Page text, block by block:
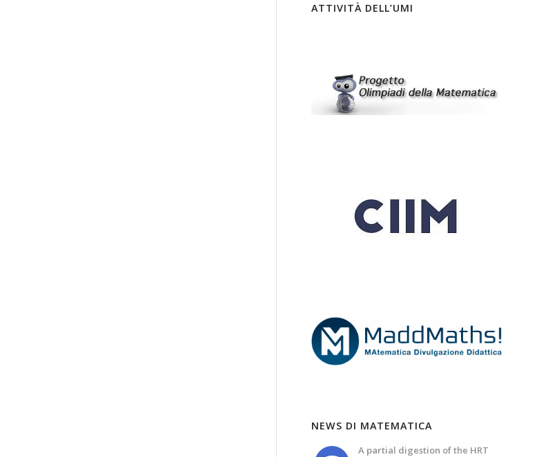
ATTIVITÀ DELL’UMI
NEWS DI MATEMATICA
A partial digestion of the HRT